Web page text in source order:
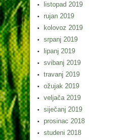
listopad 2019
rujan 2019
kolovoz 2019
srpanj 2019
lipanj 2019
svibanj 2019
travanj 2019
ožujak 2019
veljača 2019
siječanj 2019
prosinac 2018
studeni 2018